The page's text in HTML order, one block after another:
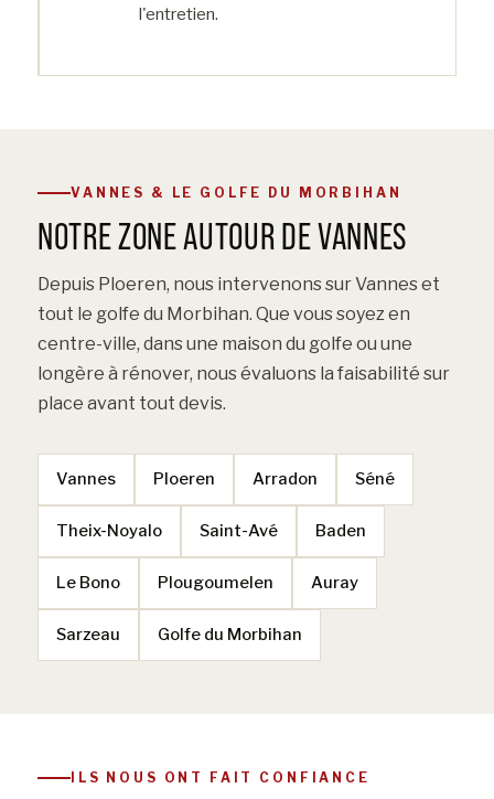
l'entretien.
VANNES & LE GOLFE DU MORBIHAN
NOTRE ZONE AUTOUR DE VANNES
Depuis Ploeren, nous intervenons sur Vannes et
tout le golfe du Morbihan. Que vous soyez en
centre-ville, dans une maison du golfe ou une
longère à rénover, nous évaluons la faisabilité sur
place avant tout devis.
Vannes Ploeren Arradon Séné
Theix-Noyalo Saint-Avé Baden
Le Bono Plougoumelen Auray
Sarzeau Golfe du Morbihan
ILS NOUS ONT FAIT CONFIANCE